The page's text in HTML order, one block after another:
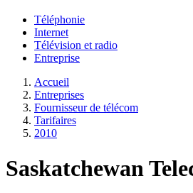
Téléphonie
Internet
Télévision et radio
Entreprise
Accueil
Entreprises
Fournisseur de télécom
Tarifaires
2010
Saskatchewan